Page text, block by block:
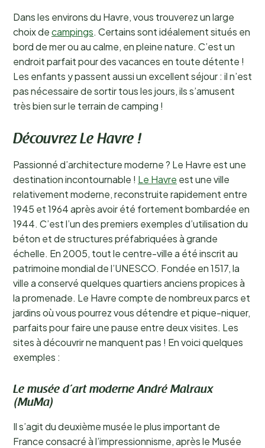
Dans les environs du Havre, vous trouverez un large
choix decampings. Certains sont idéalement situés en
bord de mer ou au calme, en pleine nature. C’est un
endroit parfait pour des vacances en toute détente !
Les enfants y passent aussi un excellent séjour : il n’est
pas nécessaire de sortir tous les jours, ils s’amusent
très bien sur le terrain de camping !
Découvrez Le Havre !
Passionné d’architecture moderne ? Le Havre est une
destination incontournable ! Le Havre est une ville
relativement moderne, reconstruite rapidement entre
1945 et 1964 après avoir été fortement bombardée en
1944. C’est l’un des premiers exemples d’utilisation du
béton et de structures préfabriquées à grande
échelle. En 2005, tout le centre-ville a été inscrit au
patrimoine mondial de l’UNESCO. Fondée en 1517, la
ville a conservé quelques quartiers anciens propices à
la promenade. Le Havre compte de nombreux parcs et
jardins où vous pourrez vous détendre et pique-niquer,
parfaits pour faire une pause entre deux visites. Les
sites à découvrir ne manquent pas ! En voici quelques
exemples :
Le musée d’art moderne André Malraux
(MuMa)
Il s’agit du deuxième musée le plus important de
France consacré à l’impressionnisme, après le Musée